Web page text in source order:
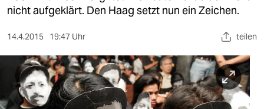
gesellschaft
sport
berlin
nicht aufgeklärt. Den Haag setzt nun ein Zeichen.
14.4.2015 19:47 Uhr teilen